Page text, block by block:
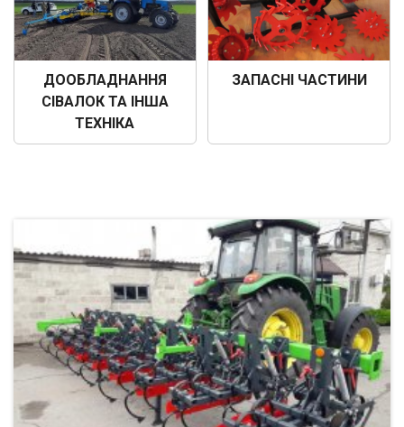
ДООБЛАДНАННЯ
СІВАЛОК ТА ІНША
ТЕХНІКА
ЗАПАСНІ ЧАСТИНИ